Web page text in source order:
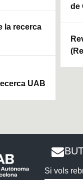
la recerca
UAB
de
Si vols